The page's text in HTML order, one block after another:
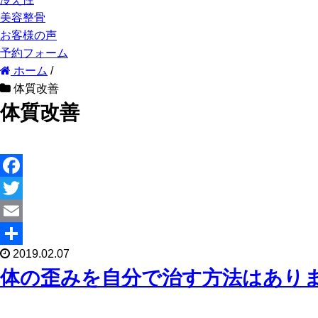
美容整骨
お客様の声
予約フォーム
ホーム /
体質改善
体質改善
F
a
c
e
b
T
w
i
t
E
m
a
共
有
2019.02.07
体の歪みを自分で治す方法はあり